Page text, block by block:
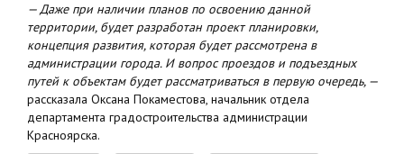
— Даже при наличии планов по освоению данной
территории, будет разработан проект планировки,
концепция развития, которая будет рассмотрена в
администрации города. И вопрос проездов и подъездных
путей к объектам будет рассматриваться в первую очередь, —
рассказала Оксана Покаместова, начальник отдела
департамента градостроительства администрации
Красноярска.